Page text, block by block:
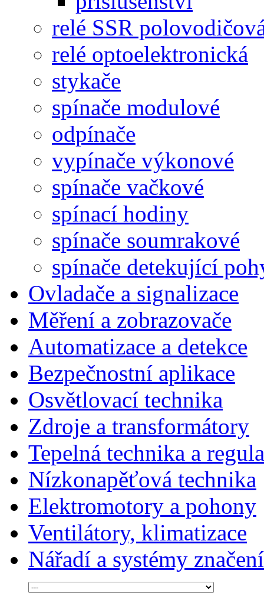
relé SSR
relé optoelektronická
stykače
spínače modulové
odpínače
vypínače výkonové
spínače vačkové
spínací hodiny
spínače soumrakové
spínače detekující
Ovladače a signalizace
Měření a zobrazovače
Automatizace a detekce
Bezpečnostní aplikace
Osvětlovací technika
Zdroje a transformátory
Tepelná technika a
Nízkonapěťová technika
Elektromotory a pohony
Ventilátory, klimatizace
Nářadí a systémy značení